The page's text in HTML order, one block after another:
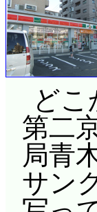
ど
第二
局青
サン